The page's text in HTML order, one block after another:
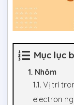
Mục lục
1. Nhôm
1.1. Vị trí
electron